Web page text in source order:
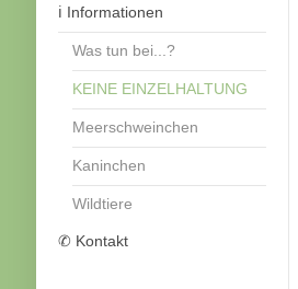
ℹ️ Informationen
Was tun bei...?
KEINE EINZELHALTUNG
Meerschweinchen
Kaninchen
Wildtiere
✆ Kontakt